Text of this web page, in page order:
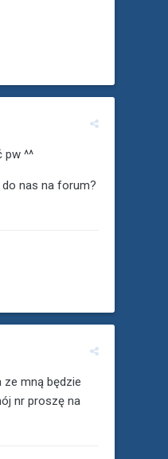
pw ^^
do nas na forum?
ze mną będzie
nr proszę na